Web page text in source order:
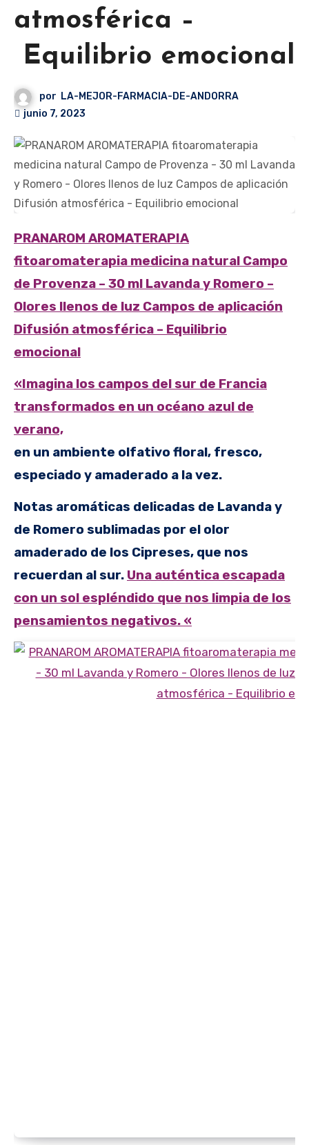
atmosférica –
Equilibrio emocional
por LA-MEJOR-FARMACIA-DE-ANDORRA
junio 7, 2023
PRANAROM AROMATERAPIA
fitoaromaterapia medicina natural Campo
de Provenza – 30 ml Lavanda y Romero –
Olores llenos de luz Campos de aplicación
Difusión atmosférica – Equilibrio
emocional
«Imagina los campos del sur de Francia
transformados en un océano azul de
verano,
en un ambiente olfativo floral, fresco,
especiado y amaderado a la vez.
Notas aromáticas delicadas de Lavanda y
de Romero sublimadas por el olor
amaderado de los Cipreses, que nos
recuerdan al sur. Una auténtica escapada
con un sol espléndido que nos limpia de los
pensamientos negativos. «